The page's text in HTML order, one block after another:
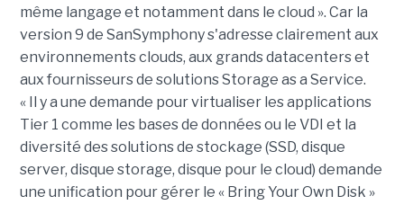
même langage et notamment dans le cloud ». Car la
version 9 de SanSymphony s'adresse clairement aux
environnements clouds, aux grands datacenters et
aux fournisseurs de solutions Storage as a Service.
« Il y a une demande pour virtualiser les applications
Tier 1 comme les bases de données ou le VDI et la
diversité des solutions de stockage (SSD, disque
server, disque storage, disque pour le cloud) demande
une unification pour gérer le « Bring Your Own Disk »